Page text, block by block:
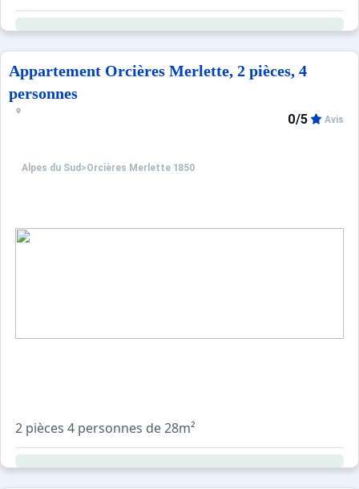
Appartement Orcières Merlette, 2 pièces, 4
personnes
Alpes du Sud >Orcières Merlette 1850
0/5 Avis
2 pièces 4 personnes de 28m²
Dans résidence de qualité en coeur de station, située